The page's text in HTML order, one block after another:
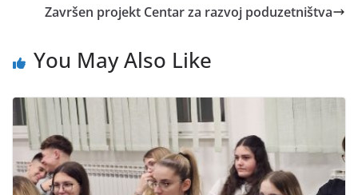
Završen projekt Centar za razvoj poduzetništva
You May Also Like